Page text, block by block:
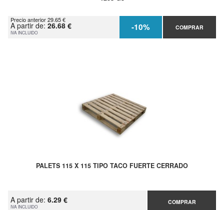
Precio anterior 29.65 €
A partir de: 26.68 €
IVA INCLUIDO -10% COMPRAR
PALETS 115 X 115 TIPO TACO FUERTE CERRADO
A partir de: 6.29 €
IVA INCLUIDO
COMPRAR